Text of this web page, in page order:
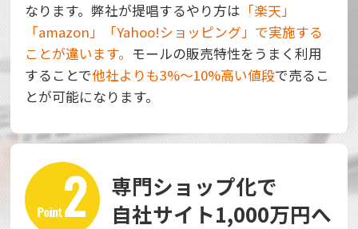
なります。弊社が提唱するやり方は 「楽天」
「amazon」「Yahoo!ショッピング」で実施する
ことが違います。 モールの販売特性をうまく利用
することで他社よりも3%～10%高い値段で売るこ
とが可能になります。
専門ショップ化で
自社サイト1,000万円へ